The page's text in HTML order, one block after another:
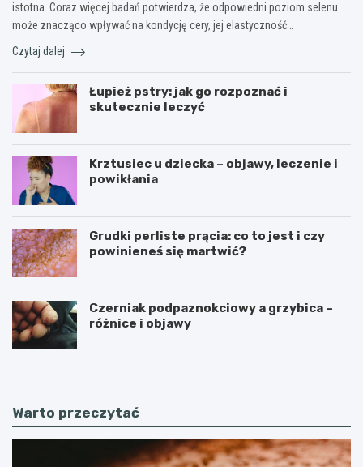
istotna. Coraz więcej badań potwierdza, że odpowiedni poziom selenu
może znacząco wpływać na kondycję cery, jej elastyczność…
Czytaj dalej
Łupież pstry: jak go rozpoznać i
skutecznie leczyć
Krztusiec u dziecka – objawy, leczenie i
powikłania
Grudki perliste prącia: co to jest i czy
powinieneś się martwić?
Czerniak podpaznokciowy a grzybica –
różnice i objawy
Warto przeczytać